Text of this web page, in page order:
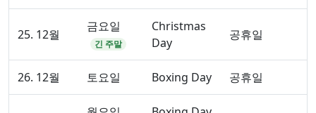
25. 12월
금요일
긴 주말
Christmas
Day
공휴일
26. 12월 토요일 Boxing Day 공휴일